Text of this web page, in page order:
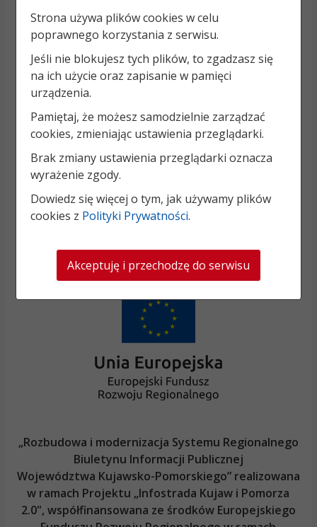
„Rozbudowa i modernizacja Systemu Regionalnego
Biuletynu Informacji Publicznej
Województwa Kujawsko-Pomorskiego” realizowana
w ramach Projektu „Infostrada Kujaw i Pomorza
2.0", współfinansowana ze środków Europejskiego
Strona używa plików cookies w celu
poprawnego korzystania z serwisu.
Jeśli nie blokujesz tych plików, to zgadzasz się
na ich użycie oraz zapisanie w pamięci
urządzenia.
Pamiętaj, że możesz samodzielnie zarządzać
cookies, zmieniając ustawienia przeglądarki.
Brak zmiany ustawienia przeglądarki oznacza
wyrażenie zgody.
Dowiedz się więcej o tym, jak używamy plików
cookies z Polityki Prywatności.
Akceptuję i przechodzę do serwisu